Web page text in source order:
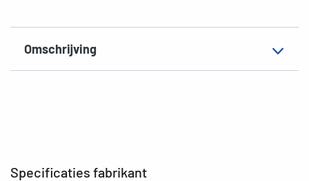
Omschrijving
Specificaties fabrikant